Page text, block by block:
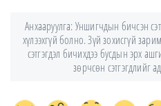
Анхааруулга: Уншигчдын бичсэн
хүлээхгүй болно. Зүй зохисгүй
сэтгэгдэл бичихдээ бусдын эрх
зөрчсөн сэтгэгдлийг